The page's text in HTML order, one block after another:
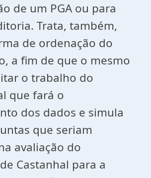
de um PGA ou para
Trata, também,
de ordenação do
a fim de que o mesmo
o trabalho do
que fará o
dos dados e simula
que seriam
avaliação do
Castanhal para a